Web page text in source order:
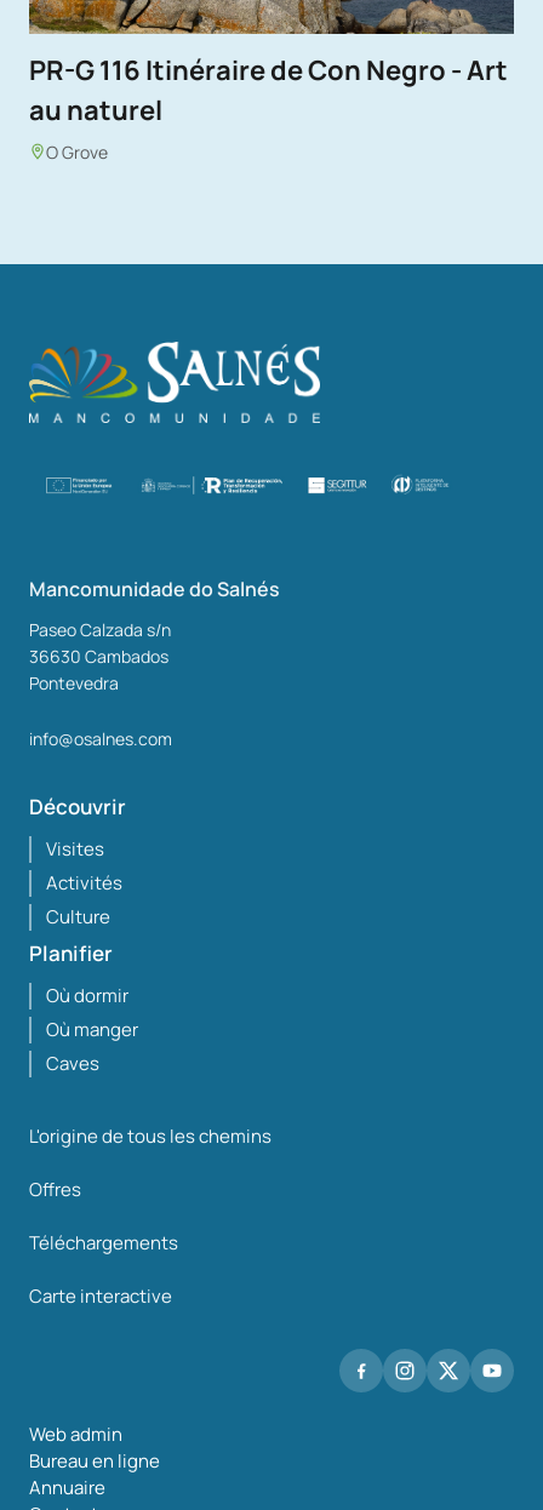
PR-G 116 Itinéraire de Con Negro - Art
au naturel
O Grove
Mancomunidade do Salnés
Paseo Calzada s/n
36630 Cambados
Pontevedra
info@osalnes.com
Découvrir
Visites
Activités
Culture
Planifier
Où dormir
Où manger
Caves
L'origine de tous les chemins
Offres
Téléchargements
Carte interactive
Web admin
Bureau en ligne
Annuaire